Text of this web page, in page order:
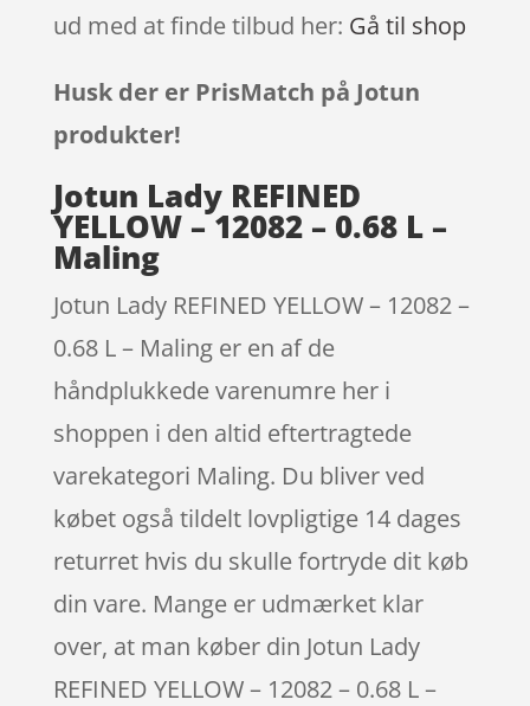
ud med at finde tilbud her: Gå til shop
Husk der er PrisMatch på Jotun
produkter!
Jotun Lady REFINED
YELLOW – 12082 – 0.68 L –
Maling
Jotun Lady REFINED YELLOW – 12082 –
0.68 L – Maling er en af de
håndplukkede varenumre her i
shoppen i den altid eftertragtede
varekategori Maling. Du bliver ved
købet også tildelt lovpligtige 14 dages
returret hvis du skulle fortryde dit køb
din vare. Mange er udmærket klar
over, at man køber din Jotun Lady
REFINED YELLOW – 12082 – 0.68 L –